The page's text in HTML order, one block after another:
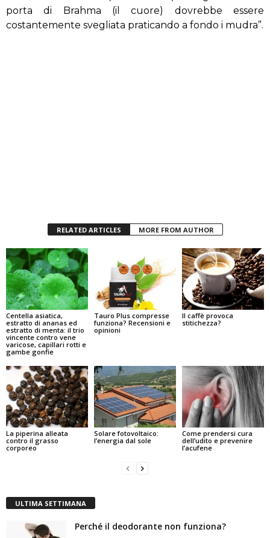
porta di Brahma (il cuore) dovrebbe essere
costantemente svegliata praticando a fondo i mudra”.
RELATED ARTICLES MORE FROM AUTHOR
Centella asiatica,
estratto di ananas ed
estratto di menta: il trio
vincente contro vene
varicose, capillari rotti e
gambe gonfie
Tauro Plus compresse
funziona? Recensioni e
opinioni
Il caffè provoca
stitichezza?
La piperina alleata
contro il grasso
corporeo
Solare fotovoltaico:
l’energia dal sole
Come prendersi cura
dell’udito e prevenire
l’acufene
ULTIMA SETTIMANA
Perché il deodorante non funziona?